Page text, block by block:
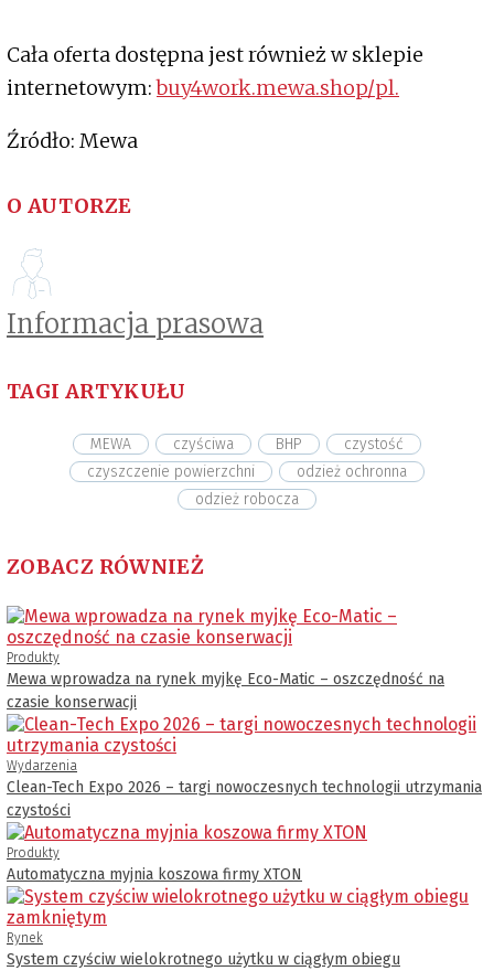
Cała oferta dostępna jest również w sklepie
internetowym:buy4work.mewa.shop/pl.
Źródło: Mewa
O AUTORZE
Informacja prasowa
TAGI ARTYKUŁU
MEWA czyściwa BHP
czystość
czyszczenie powierzchni
odzież ochronna
odzież robocza
ZOBACZ RÓWNIEŻ
Produkty
Mewa wprowadza na rynek myjkę Eco-Matic – oszczędność na
czasie konserwacji
Wydarzenia
Clean-Tech Expo 2026 – targi nowoczesnych technologii utrzymania
czystości
Produkty
Automatyczna myjnia koszowa firmy XTON
Rynek
System czyściw wielokrotnego użytku w ciągłym obiegu